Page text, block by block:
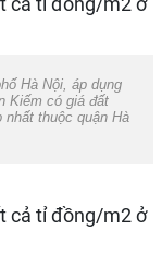
Hà Nội, áp dụng
Kiếm có giá đất
nhất thuộc quận Hà